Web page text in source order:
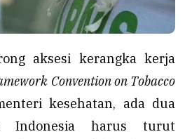
aksesi kerangka kerja
Convention on Tobacco
kesehatan, ada dua
Indonesia harus turut